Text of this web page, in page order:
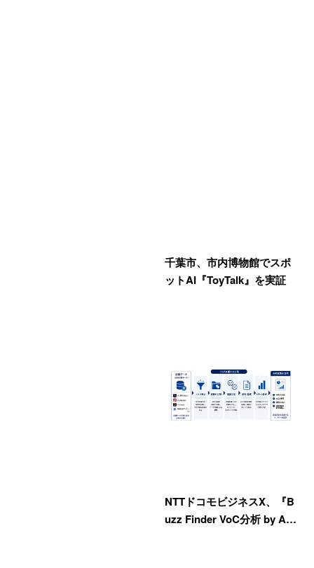
千葉市、市内博物館でスポ
ットAI『ToyTalk』を実証
NTTドコモビジネスX、『B
uzz Finder VoC分析 by A…